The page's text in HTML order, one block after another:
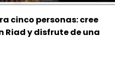
cinco personas: cree
Riad y disfrute de una